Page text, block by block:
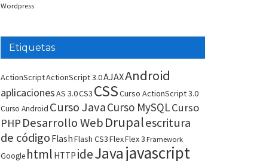
Wordpress
Etiquetas
ActionScriptActionScript 3.0AJAXAndroid
aplicacionesAS 3.0CS3 CSSCurso ActionScript 3.0
Curso Android Curso JavaCurso MySQLCurso
PHP Desarrollo WebDrupalescritura
de código FlashFlash CS3FlexFlex 3 Framework
Google html HTTP ideJavajavascript